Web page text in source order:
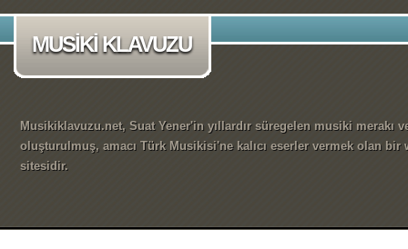
MUSİKİ KLAVUZU
Musikiklavuzu.net, Suat Yener'in yıllardır süregelen musiki merakı
oluşturulmuş, amacı Türk Musikisi'ne kalıcı eserler vermek olan bir
sitesidir.